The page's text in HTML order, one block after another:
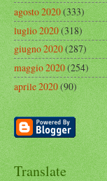
agosto 2020(333)
luglio 2020(318)
giugno 2020(287)
maggio 2020(254)
aprile 2020(90)
Translate